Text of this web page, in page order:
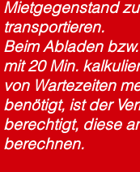
Mietgegenstand
transportieren.
Beim Abladen
mit 20 Min.
von Wartezeiten
benötigt, ist der
berechtigt, diese
berechnen.